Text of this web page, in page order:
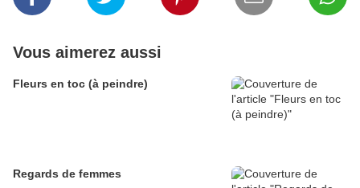
Vous aimerez aussi
Fleurs en toc (à peindre)
Regards de femmes